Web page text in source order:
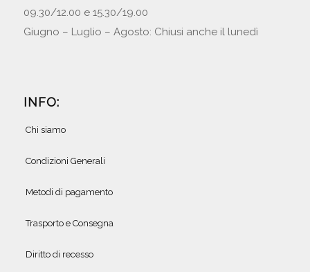
09.30/12.00 e 15.30/19.00
Giugno – Luglio – Agosto: Chiusi anche il lunedì
INFO:
Chi siamo
Condizioni Generali
Metodi di pagamento
Trasporto e Consegna
Diritto di recesso